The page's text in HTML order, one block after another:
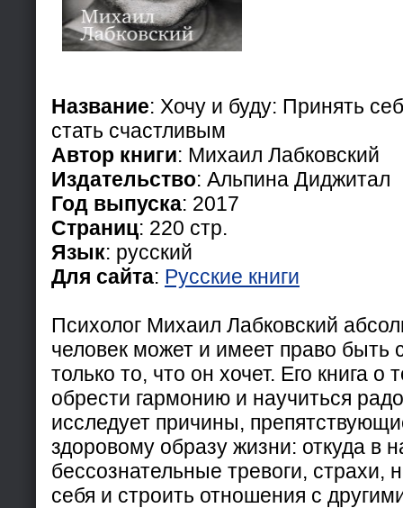
Название: Хочу и буду: Принять
стать счастливым
Автор книги: Михаил Лабковский
Издательство: Альпина Диджитал
Год выпуска: 2017
Страниц: 220 стр.
Язык: русский
Для сайта: Русские книги
Психолог Михаил Лабковский
человек может и имеет право быть
только то, что он хочет. Его книга о
обрести гармонию и научиться
исследует причины,
здоровому образу жизни: откуда в
бессознательные тревоги, страхи,
себя и строить отношения с